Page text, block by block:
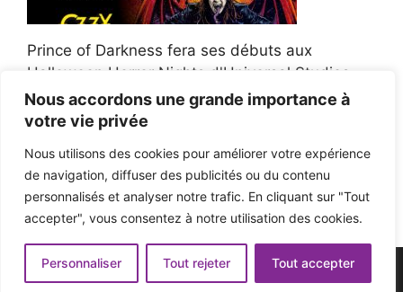
Nous accordons une grande importance à
votre vie privée
Nous utilisons des cookies pour améliorer votre expérience
de navigation, diffuser des publicités ou du contenu
personnalisés et analyser notre trafic. En cliquant sur "Tout
accepter", vous consentez à notre utilisation des cookies.
Personnaliser Tout rejeter Tout accepter
Prince of Darkness fera ses débuts aux
Halloween Horror Nights d'Universal Studios
Afroman poursuit un policier de l'Ohio après la
victoire du jury en diffamation
© 2026 - Pop'n Music -